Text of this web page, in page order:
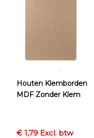
Houten Klemborden
MDF Zonder Klem
€ 1,79 Excl. btw